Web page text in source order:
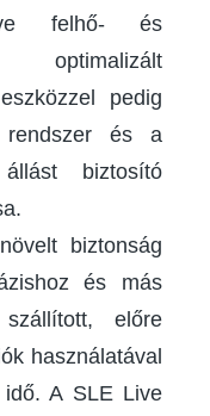
felhő- és
optimalizált
pedig
rendszer és a
biztosító
biztonság
és más
szállított, előre
használatával
A SLE Live